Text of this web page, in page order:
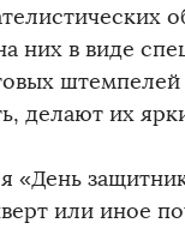
них в виде
делают их
«День
или иное